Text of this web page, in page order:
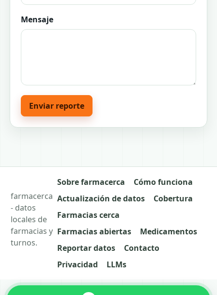
Mensaje
Enviar reporte
farmacerca
- datos
locales de
farmacias y
turnos.
Sobre farmacerca
Cómo funciona
Actualización de datos
Cobertura
Farmacias cerca
Farmacias abiertas
Medicamentos
Reportar datos
Contacto
Privacidad
LLMs